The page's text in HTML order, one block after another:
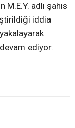
M.E.Y. adlı şahıs
iddia
ediyor.